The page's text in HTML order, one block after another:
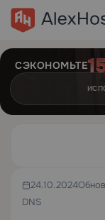
СЭКОНОМЬТЕ
24.10.2024
DNS